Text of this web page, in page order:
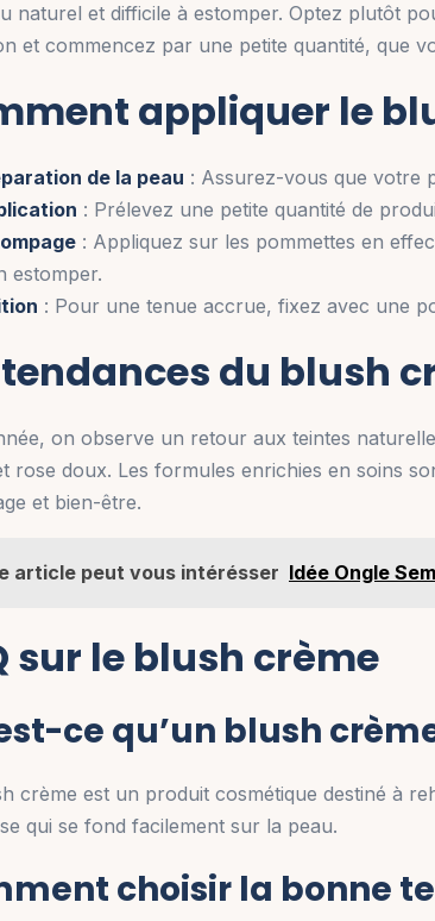
naturel et difficile à estomper. Optez plutôt
et commencez par une petite quantité, que
appliquer le
de la peau : Assurez-vous que votre
: Prélevez une petite quantité de
: Appliquez sur les pommettes en
estomper.
: Pour une tenue accrue, fixez avec une
tendances du blush
on observe un retour aux teintes
rose doux. Les formules enrichies en soins
et bien-être.
article peut vous intérésser Idée Ongle
sur le blush crème
ce qu’un blush
crème est un produit cosmétique destiné à
qui se fond facilement sur la peau.
choisir la bonne